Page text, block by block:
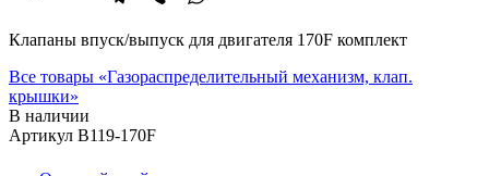
Клапаны впуск/выпуск для двигателя 170F комплект
Все товары «Газораспределительный механизм, клап.
крышки»
В наличии
Артикул B119-170F